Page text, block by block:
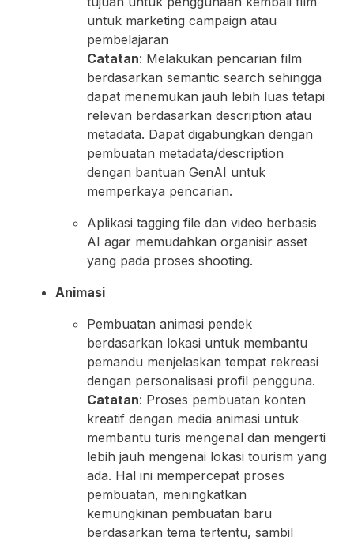
untuk marketing campaign atau
pembelajaran
Catatan: Melakukan pencarian film
berdasarkan semantic search sehingga
dapat menemukan jauh lebih luas tetapi
relevan berdasarkan description atau
metadata. Dapat digabungkan dengan
pembuatan metadata/description
dengan bantuan GenAI untuk
memperkaya pencarian.
Aplikasi tagging file dan video berbasis
AI agar memudahkan organisir asset
yang pada proses shooting.
Animasi
Pembuatan animasi pendek
berdasarkan lokasi untuk membantu
pemandu menjelaskan tempat rekreasi
dengan personalisasi profil pengguna.
Catatan: Proses pembuatan konten
kreatif dengan media animasi untuk
membantu turis mengenal dan mengerti
lebih jauh mengenai lokasi tourism yang
ada. Hal ini mempercepat proses
pembuatan, meningkatkan
kemungkinan pembuatan baru
berdasarkan tema tertentu, sambil